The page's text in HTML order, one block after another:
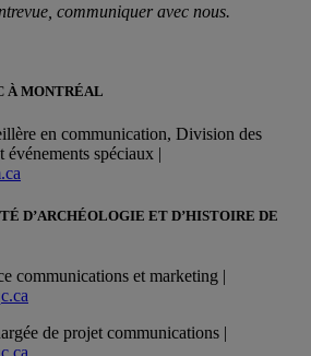
communiquer avec nous.
À MONTRÉAL
en communication, Division des
événements spéciaux |
D’ARCHÉOLOGIE ET D’HISTOIRE DE
communications et marketing |
de projet communications |